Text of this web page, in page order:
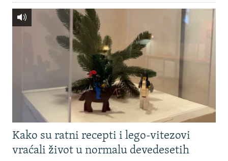
Kako su ratni recepti i lego-vitezovi
vraćali život u normalu devedesetih